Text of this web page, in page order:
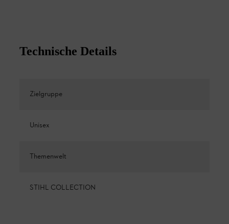
Technische Details
Zielgruppe
Unisex
Themenwelt
STIHL COLLECTION